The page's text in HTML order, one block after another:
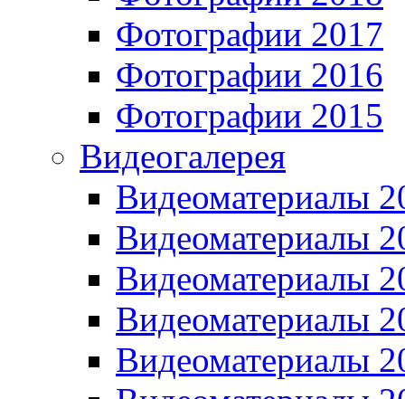
Фотографии 2017
Фотографии 2016
Фотографии 2015
Видеогалерея
Видеоматериалы
Видеоматериалы
Видеоматериалы
Видеоматериалы
Видеоматериалы